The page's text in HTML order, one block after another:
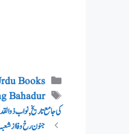
Categories
Books
Tags
Bahadur
کی جامع تاریخ,نواب
جنون رخ وفا از